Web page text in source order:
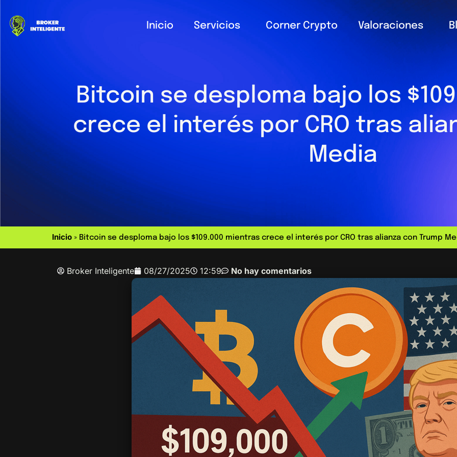
Inicio Servicios Corner Crypto Valoraciones
Bitcoin se desploma bajo los
crece el interés por CRO tras
Media
Inicio » Bitcoin se desploma bajo los $109.000 mientras crece el interés por CRO tras alianza con Trump
Broker Inteligente 08/27/2025 12:59 No hay comentarios